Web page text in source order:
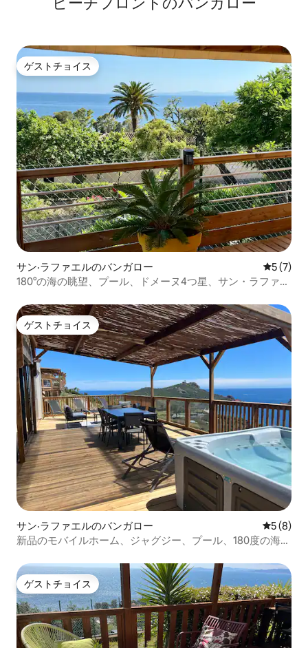
ゲストチョイス
ゲストチョイス
サン·ラファエルのバンガロー レビュー
5 (7)
180°の海の眺望、プール、ドメーヌ4つ星、サン・ラファエ
ゲストチョイス
ゲストチョイス
サン·ラファエルのバンガロー レビュー
5 (8)
新品のモバイルホーム、ジャグジー、プール、180度の海の
ゲストチョイス
ゲストチョイス